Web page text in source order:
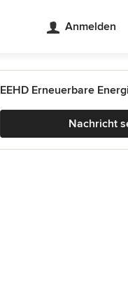
Anmelden
EEHD Erneuerbare
Nachricht